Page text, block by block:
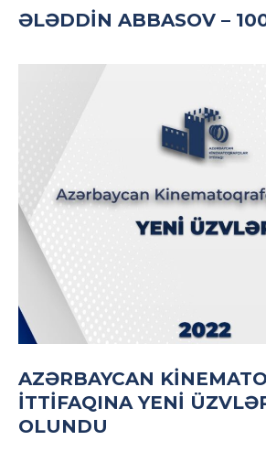
ƏLƏDDIN ABBASOV –
AZƏRBAYCAN
İTTIFAQINA YENI
OLUNDU